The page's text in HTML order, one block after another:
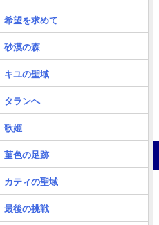
希望を求めて
砂漠の森
キユの聖域
タランへ
歌姫
菫色の足跡
カティの聖域
最後の挑戦